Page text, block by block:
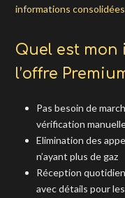
informations
Quel est mon
l’offre
Pas besoin de
vérification
Elimination des
n’ayant plus de gaz
Réception
avec détails pour